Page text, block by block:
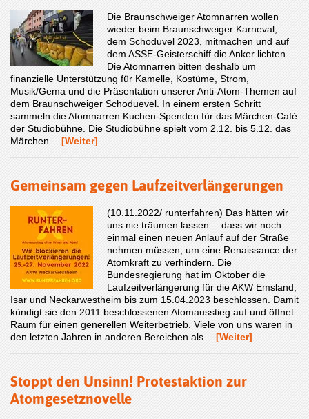
Die Braunschweiger Atomnarren wollen
wieder beim Braunschweiger Karneval,
dem Schoduvel 2023, mitmachen und auf
dem ASSE-Geisterschiff die Anker lichten.
Die Atomnarren bitten deshalb um
finanzielle Unterstützung für Kamelle, Kostüme, Strom,
Musik/Gema und die Präsentation unserer Anti-Atom-Themen auf
dem Braunschweiger Schoduevel. In einem ersten Schritt
sammeln die Atomnarren Kuchen-Spenden für das Märchen-Café
der Studiobühne. Die Studiobühne spielt vom 2.12. bis 5.12. das
Märchen… [Weiter]
Gemeinsam gegen Laufzeitverlängerungen
(10.11.2022/ runterfahren) Das hätten wir
uns nie träumen lassen… dass wir noch
einmal einen neuen Anlauf auf der Straße
nehmen müssen, um eine Renaissance der
Atomkraft zu verhindern. Die
Bundesregierung hat im Oktober die
Laufzeitverlängerung für die AKW Emsland,
Isar und Neckarwestheim bis zum 15.04.2023 beschlossen. Damit
kündigt sie den 2011 beschlossenen Atomausstieg auf und öffnet
Raum für einen generellen Weiterbetrieb. Viele von uns waren in
den letzten Jahren in anderen Bereichen als… [Weiter]
Stoppt den Unsinn! Protestaktion zur
Atomgesetznovelle